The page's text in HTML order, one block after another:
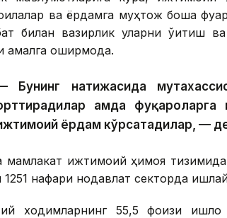
ва ёрдамга муҳтож бошқа
билан вазирлик уларни ўқитиш
амалга оширмоқда.
Бунинг натижасида
ҳамда
ёрдам кўрсатадилар, —
мамлакат ижтимоий ҳимоя
1251 нафари нодавлат секторда
ходимларнинг 55,5 фоизи